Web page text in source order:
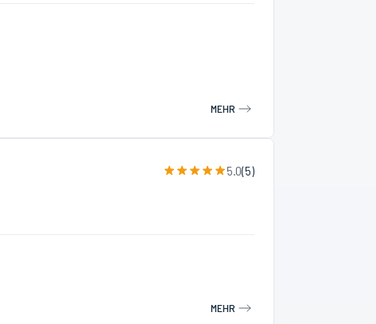
MEHR
5.0(5)
MEHR